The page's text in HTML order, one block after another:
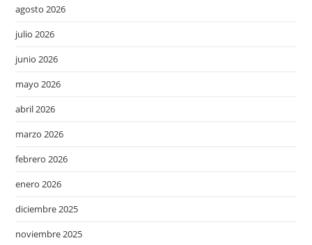
agosto 2026
julio 2026
junio 2026
mayo 2026
abril 2026
marzo 2026
febrero 2026
enero 2026
diciembre 2025
noviembre 2025